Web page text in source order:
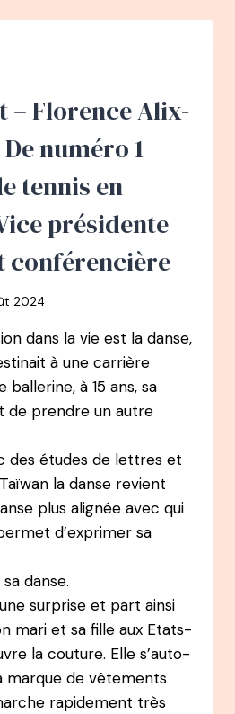
– Florence Alix-
numéro 1
tennis en
présidente
conférencière
2024
dans la vie est la danse,
à une carrière
ballerine, à 15 ans, sa
de prendre un autre
des études de lettres et
la danse revient
plus alignée avec qui
d’exprimer sa
danse.
surprise et part ainsi
mari et sa fille aux Etats-
la couture. Elle s’auto-
marque de vêtements
rapidement très